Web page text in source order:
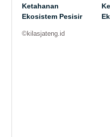
Ketahanan
Ekosistem Pesisir
©kilasjateng.id